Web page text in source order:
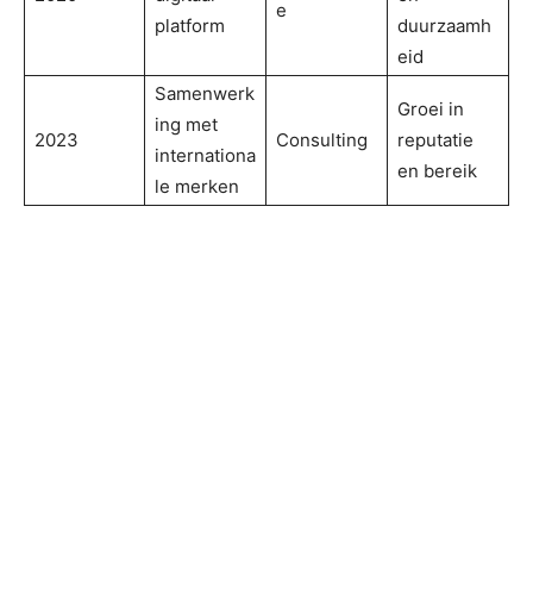
platform
e
duurzaamh
eid
2023
Samenwerk
ing met
internationa
le merken
Consulting
Groei in
reputatie
en bereik